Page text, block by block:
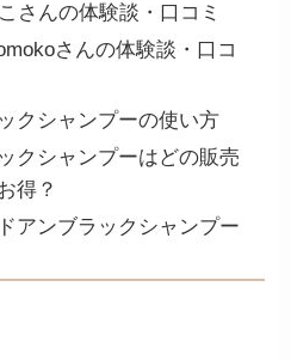
さんの体験談・口コミ
さんの体験談・口コ
クシャンプーの使い方
クシャンプーはどの販売
得？
アンブラックシャンプー